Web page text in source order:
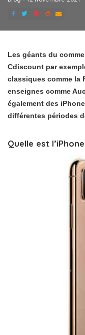
Les géants du
Cdiscount par
classiques comme la
enseignes comme
également des
différentes périodes
Quelle est